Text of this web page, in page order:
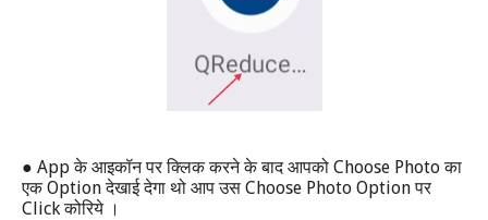
● Appके आइकॉन पर क्लिक करने के बाद आपको Choose Photoका
एकOptionदेखाई देगा थो आप उस Choose Photo Optionपर
Clickकोरिये ।